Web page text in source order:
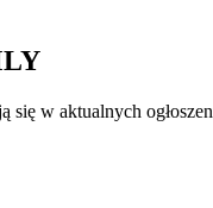
się w aktualnych